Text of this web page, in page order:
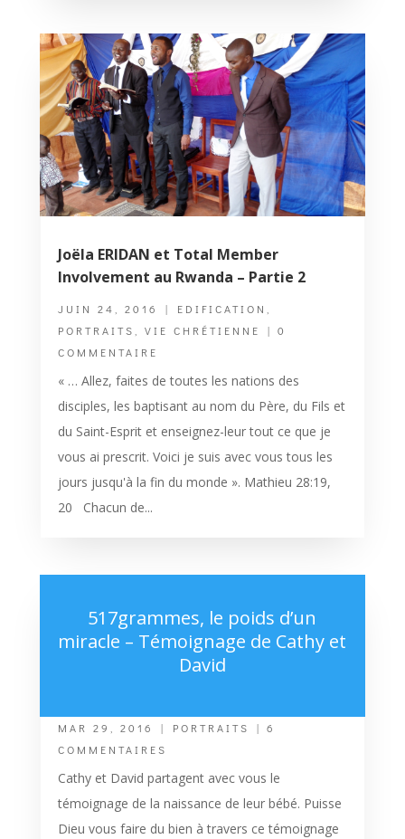
Joëla ERIDAN et Total Member
Involvement au Rwanda – Partie 2
JUIN 24, 2016 | EDIFICATION ,
PORTRAITS, VIE CHRÉTIENNE
| 0
COMMENTAIRE
« … Allez, faites de toutes les nations des
disciples, les baptisant au nom du Père, du Fils et
du Saint-Esprit et enseignez-leur tout ce que je
vous ai prescrit. Voici je suis avec vous tous les
jours jusqu'à la fin du monde ». Mathieu 28:19,
20 Chacun de...
517grammes, le poids d’un
miracle – Témoignage de Cathy et
David
MAR 29, 2016 | PORTRAITS
| 6
COMMENTAIRES
Cathy et David partagent avec vous le
témoignage de la naissance de leur bébé. Puisse
Dieu vous faire du bien à travers ce témoignage